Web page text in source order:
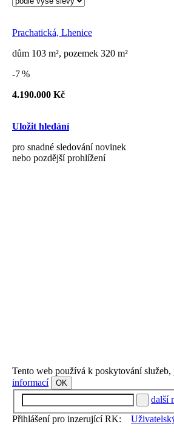
Prachatická, Lhenice
dům 103 m², pozemek 320 m²
-7 %
4.190.000 Kč
Uložit hledání
pro snadné sledování novinek
nebo pozdější prohlížení
Tento web používá k poskytování
informací
OK
další
Přihlášení pro inzerující RK: